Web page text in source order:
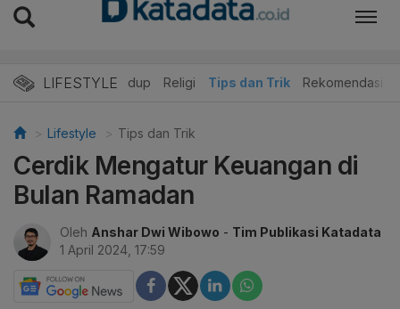
LIFESTYLE
Edukasi Gaya Hidup Religi Tips dan Trik Rekomendasi
Lifestyle Tips dan Trik
Cerdik Mengatur Keuangan di
Bulan Ramadan
Oleh Anshar Dwi Wibowo - Tim Publikasi Katadata
1 April 2024, 17:59